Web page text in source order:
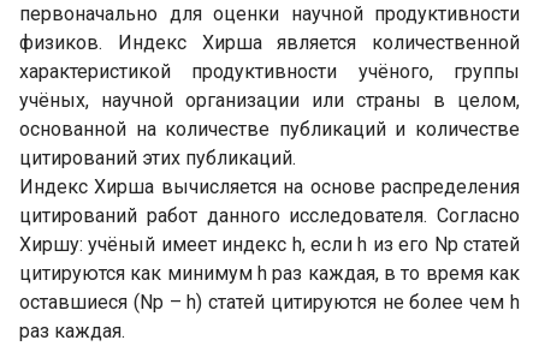
первоначально для оценки научной продуктивности
физиков. Индекс Хирша является количественной
характеристикой продуктивности учёного, группы
учёных, научной организации или страны в целом,
основанной на количестве публикаций и количестве
цитирований этих публикаций.
Индекс Хирша вычисляется на основе распределения
цитирований работ данного исследователя. Согласно
Хиршу: учёный имеет индекс h, если h из его Np статей
цитируются как минимум h раз каждая, в то время как
оставшиеся (Np – h) статей цитируются не более чем h
раз каждая.